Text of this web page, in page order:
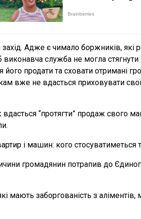
Адже є чимало боржників, які
служба не могла стягнути
продати та сховати отримані
вже не вдасться приховувати
“протягти” продаж свого
і машин: кого стосуватиметься
громадянин потрапив до
мають заборгованість з